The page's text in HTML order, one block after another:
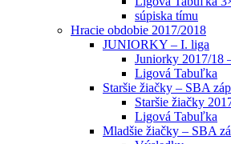
súpiska tímu
Hracie obdobie 2017/2018
JUNIORKY – I. liga
Juniorky 2017/18
Ligová Tabuľka
Staršie žiačky – SBA
Staršie žiačky
Ligová Tabuľka
Mladšie žiačky – SBA